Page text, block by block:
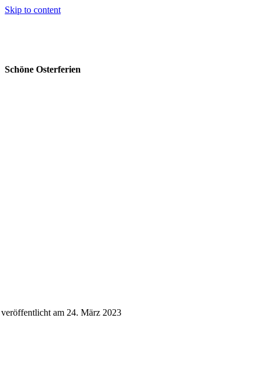
Skip to content
Schöne Osterferien
veröffentlicht am 24. März 2023